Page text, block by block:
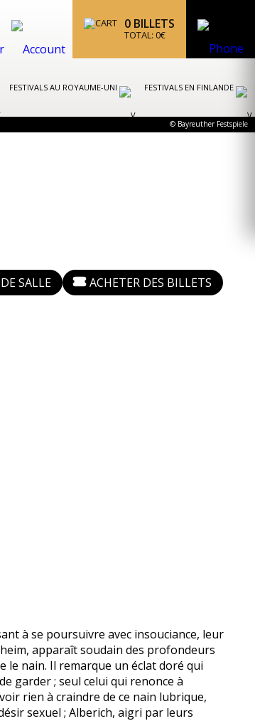
0 BILLETS
TOTAL: 0€
FESTIVALS AU ROYAUME-UNI FESTIVALS EN FINLANDE
© Bayreuther Festspiele
SALLE ACHETER DES BILLETS
à se poursuivre avec insouciance, leur
apparaît soudain des profondeurs
le nain. Il remarque un éclat doré qui
garder ; seul celui qui renonce à
rien à craindre de ce nain lubrique,
sexuel ; Alberich, aigri par leurs